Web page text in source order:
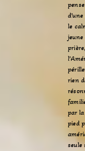
le
jeune
rien
par
pied
seule